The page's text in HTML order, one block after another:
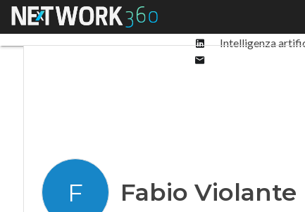
Menu
Linkedin
Intelligenza
F Fabio Violante